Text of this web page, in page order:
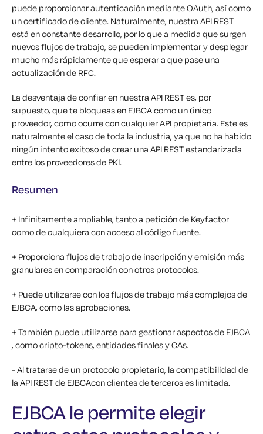
puede proporcionar autenticación mediante OAuth, así como
un certificado de cliente. Naturalmente, nuestra API REST
está en constante desarrollo, por lo que a medida que surgen
nuevos flujos de trabajo, se pueden implementar y desplegar
mucho más rápidamente que esperar a que pase una
actualización de RFC.
La desventaja de confiar en nuestra API REST es, por
supuesto, que te bloqueas en EJBCA como un único
proveedor, como ocurre con cualquier API propietaria. Este es
naturalmente el caso de toda la industria, ya que no ha habido
ningún intento exitoso de crear una API REST estandarizada
entre los proveedores de PKI.
Resumen
+ Infinitamente ampliable, tanto a petición de Keyfactor
como de cualquiera con acceso al código fuente.
+ Proporciona flujos de trabajo de inscripción y emisión más
granulares en comparación con otros protocolos.
+ Puede utilizarse con los flujos de trabajo más complejos de
EJBCA, como las aprobaciones.
+ También puede utilizarse para gestionar aspectos de EJBCA
, como cripto-tokens, entidades finales y CAs.
- Al tratarse de un protocolo propietario, la compatibilidad de
la API REST de EJBCAcon clientes de terceros es limitada.
EJBCA le permite elegir